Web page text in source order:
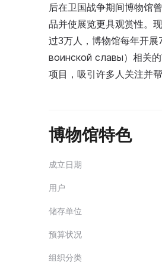
后在卫国战争期间博物馆
品并使展览更具观赏性。
过3万人，博物馆每年开
воинской славы）相关
项目，吸引许多人关注并
博物馆特色
成立日期
用户
储存单位
预算状况
组织分类